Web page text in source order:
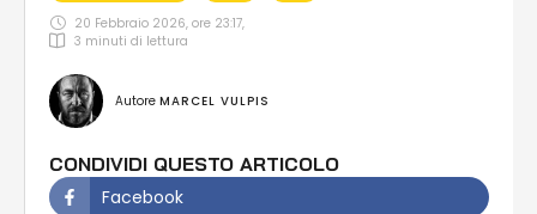
20 Febbraio 2026, ore 23:17,
3 minuti di lettura
Autore MARCEL VULPIS
CONDIVIDI QUESTO ARTICOLO
Facebook